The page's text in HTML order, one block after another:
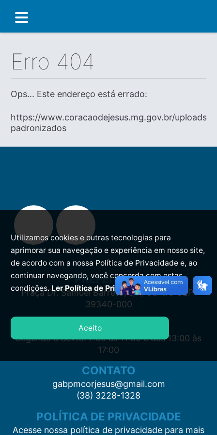
Erro 404
Ops... Este endereço está errado:
https://www.coracaodejesus.mg.gov.br/uploads/
padronizados
PREFEITURA
Praça Dr. Samuel Barreto, s/n, Centro CEP:
39340-000
ATENDIMENTO
Segunda à Sexta: 7:00 às 11:00 e das 13:00 às
17:00
CONTATO
gabpmcorjesus@gmail.com
(38) 3228-1328
POLÍTICA DE PRIVACIDADE
Acesse nossa política de privacidade para mais
Utilizamos cookies e outras tecnologias para
aprimorar sua navegação e experiência em nosso site,
de acordo com a nossa Política de Privacidade e, ao
continuar navegando, você concorda com estas
condições.Ler Política de Privacidade.
Aceito